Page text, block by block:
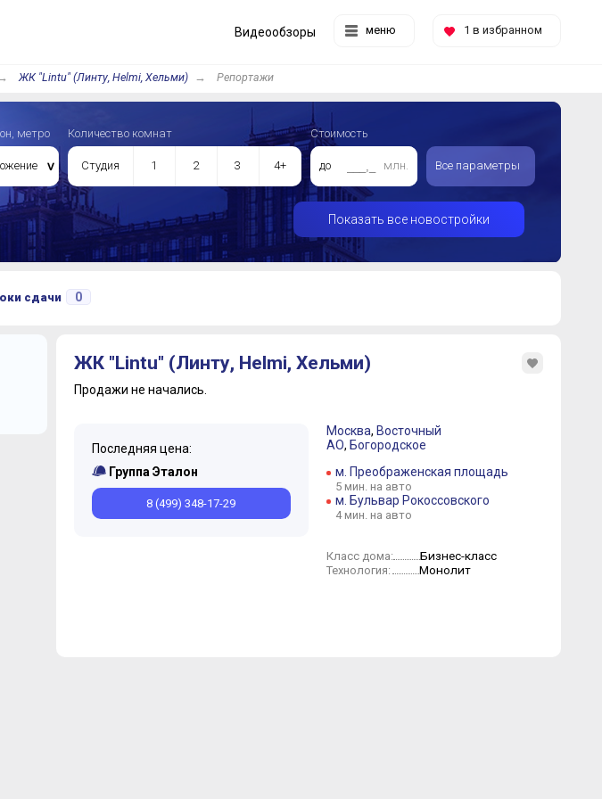
меню 1 в избранном
Видеообзоры
ЖК "Lintu" (Линту, Helmi, Хельми) Репортажи
метро Количество комнат
Студия 1 2 3 4+
Стоимость
до млн. Все параметры
Показать все новостройки
сдачи 0
ЖК "Lintu" (Линту, Helmi, Хельми)
Продажи не начались.
Последняя цена:
Группа Эталон
8 (499) 348-17-29
Москва, Восточный
АО, Богородское
м. Преображенская площадь
5 мин. на авто
м. Бульвар Рокоссовского
4 мин. на авто
Класс дома: Бизнес-класс
Технология: Монолит